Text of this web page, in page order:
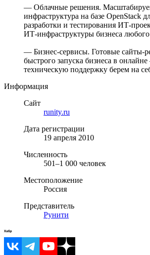
— Облачные решения.
инфраструктура на базе OpenStack
разработки и тестирования ИТ-
ИТ-инфраструктуры бизнеса
— Бизнес-сервисы. Готовые сайты-
быстрого запуска бизнеса в
техническую поддержку берем на
Информация
Сайт
runity.ru
Дата регистрации
19 апреля 2010
Численность
501–1 000 человек
Местоположение
Россия
Представитель
Рунити